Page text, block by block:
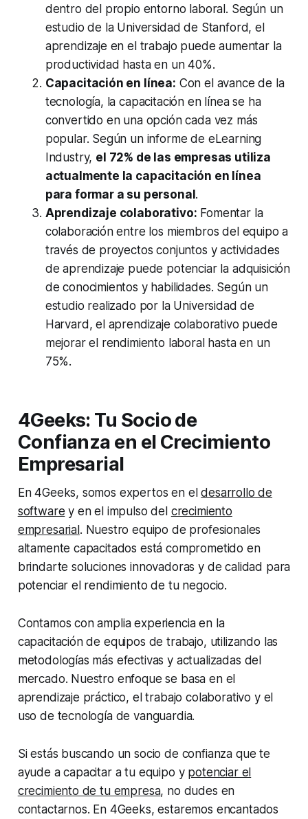
dentro del propio entorno laboral. Según un
estudio de la Universidad de Stanford, el
aprendizaje en el trabajo puede aumentar la
productividad hasta en un 40%.
Capacitación en línea: Con el avance de la
tecnología, la capacitación en línea se ha
convertido en una opción cada vez más
popular. Según un informe de eLearning
Industry, el 72% de las empresas utiliza
actualmente la capacitación en línea
para formar a su personal.
Aprendizaje colaborativo: Fomentar la
colaboración entre los miembros del equipo a
través de proyectos conjuntos y actividades
de aprendizaje puede potenciar la adquisición
de conocimientos y habilidades. Según un
estudio realizado por la Universidad de
Harvard, el aprendizaje colaborativo puede
mejorar el rendimiento laboral hasta en un
75%.
4Geeks: Tu Socio de
Confianza en el Crecimiento
Empresarial
En 4Geeks, somos expertos en eldesarrollo de
software y en el impulso del crecimiento
empresarial. Nuestro equipo de profesionales
altamente capacitados está comprometido en
brindarte soluciones innovadoras y de calidad para
potenciar el rendimiento de tu negocio.
Contamos con amplia experiencia en la
capacitación de equipos de trabajo, utilizando las
metodologías más efectivas y actualizadas del
mercado. Nuestro enfoque se basa en el
aprendizaje práctico, el trabajo colaborativo y el
uso de tecnología de vanguardia.
Si estás buscando un socio de confianza que te
ayude a capacitar a tu equipo y potenciar el
crecimiento de tu empresa, no dudes en
contactarnos. En 4Geeks, estaremos encantados